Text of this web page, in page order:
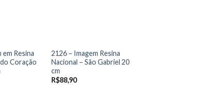
em Resina
Coração
2126 – Imagem Resina
Nacional – São Gabriel 20
cm
R$88,90